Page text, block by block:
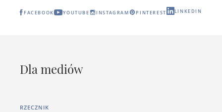
FACEBOOK YOUTUBE INSTAGRAM PINTEREST LINKEDIN
Dla mediów
RZECZNIK